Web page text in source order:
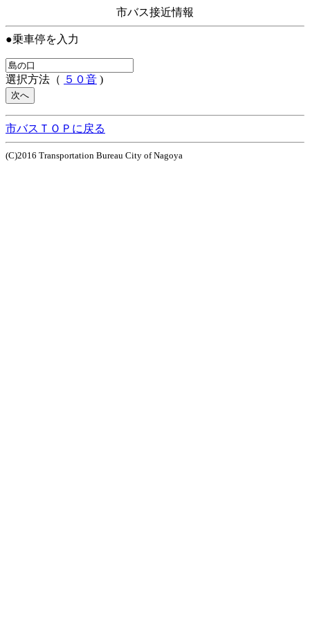
市バス接近情報
●乗車停を入力
選択方法（ ５０音 )
市バスＴＯＰに戻る
(C)2016 Transportation Bureau City of Nagoya